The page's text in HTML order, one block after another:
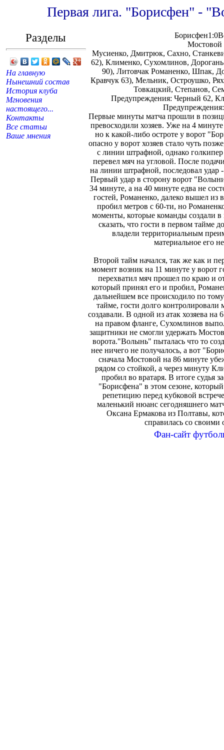
Первая лига. "Борисфен" -
Разделы
На главную
Нынешний состав
История клуба
Мгновения
настоящего...
Контакты
Все статьи
Ваше мнения
Мостовой
Мусиенко, Дмитрюк, Сахно,
62), Клименко, Сухомлинов,
90), Литовчак Романенко, Шпак,
Кравчук 63), Мельник, Остроушко,
Товкацкий, Степанов,
Предупреждения: Черный 62,
Первые минуты матча прошли в
превосходили хозяев. Уже на 4
но к какой-либо остроте у ворот
опасно у ворот хозяев стало чуть
с линии штрафной, однако
перевел мяч на угловой. После
на линии штрафной, последовал удар
Первый удар в сторону ворот
34 минуте, а на 40 минуте едва не
гостей, Романенко, далеко вышел из
пробил метров с 60-ти, но
моменты, которые команды создали
сказать, что гости в первом тайме
владели территориальным
материальное его
Второй тайм начался, так же как и
момент возник на 11 минуте у ворот
перехватил мяч прошел по краю и
который принял его и пробил,
дальнейшем все происходило по
тайме, гости долго
создавали. В одной из атак хозяева
на правом фланге, Сухомлинов
защитники не смогли удержать
ворота."Волынь" пыталась что то
нее ничего не получалось, а вот
сначала Мостовой на 86 минуте
рядом со стойкой, а через минуту
пробил во вратаря. В итоге судья
"Борисфена" в этом сезоне,
репетицию перед кубковой
маленький нюанс сегодняшнего
Оксана Ермакова из Полтавы,
справилась со своими
Фан-сайт